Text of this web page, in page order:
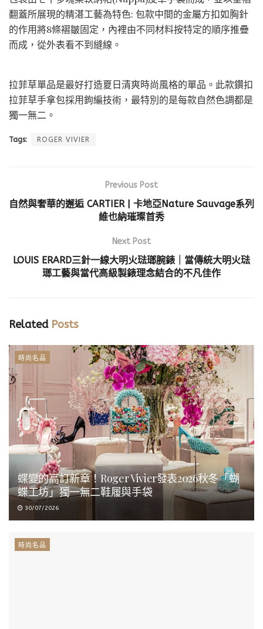
翻蓋所展現的精湛工藝為特色: 包款中間的金屬方扣如胸針
的作用將8條褶皺固定，內裡由不同材料按特定的順序推疊
而成，從外表看不到縫線。
拉菲草單品是最好打造夏日清爽時尚風格的單品。此款鑽扣
拉菲草手拿包採用鉤編技術，最特別的是每款自然色調都是
獨一無二。
Tags: ROGER VIVIER
Previous Post
自然與奢華的邂逅 CARTIER | 卡地亞Nature Sauvage系列
維也納璀璨首秀
Next Post
LOUIS ERARD三針一線大明火琺瑯腕錶｜當傳統大明火琺
瑯工藝與當代高級製錶理念結合的不凡佳作
RelatedPosts
時尚名品
蝶變的高訂新章！Roger Vivier發表2026秋冬「蝴
蝶工坊」獨一無二鞋履與手袋
30/07/2026
時尚名品